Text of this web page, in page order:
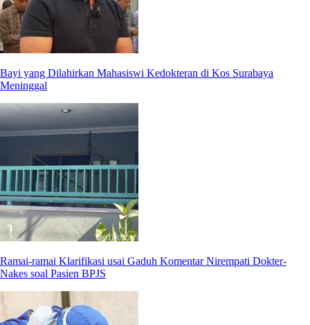
Bayi yang Dilahirkan Mahasiswi Kedokteran di Kos Surabaya
Meninggal
Ramai-ramai Klarifikasi usai Gaduh Komentar Nirempati Dokter-
Nakes soal Pasien BPJS